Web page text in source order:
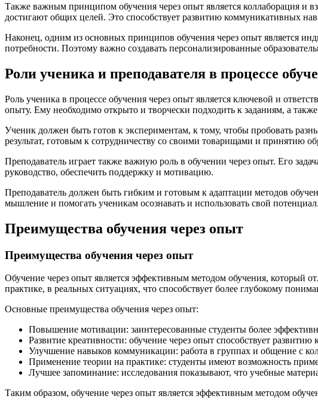
Также важным принципом обучения через опыт является коллаборация и
достигают общих целей. Это способствует развитию коммуникативных
Наконец, одним из основных принципов обучения через опыт является
потребности. Поэтому важно создавать персонализированные
Роли ученика и преподавателя в процессе
Роль ученика в процессе обучения через опыт является ключевой и
опыту. Ему необходимо открыто и творчески подходить к заданиям, а
Ученик должен быть готов к экспериментам, к тому, чтобы пробовать
результат, готовым к сотрудничеству со своими товарищами и принятию
Преподаватель играет также важную роль в обучении через опыт. Его
руководство, обеспечить поддержку и мотивацию.
Преподаватель должен быть гибким и готовым к адаптации методов
мышление и помогать ученикам осознавать и использовать свой потенциал.
Преимущества обучения через опыт
Преимущества обучения через опыт
Обучение через опыт является эффективным методом обучения, который
практике, в реальных ситуациях, что способствует более глубокому
Основные преимущества обучения через опыт:
Повышение мотивации: заинтересованные студенты более
Развитие креативности: обучение через опыт способствует
Улучшение навыков коммуникации: работа в группах и общение с
Применение теории на практике: студенты имеют возможность
Лучшее запоминание: исследования показывают, что учебные
Таким образом, обучение через опыт является эффективным методом